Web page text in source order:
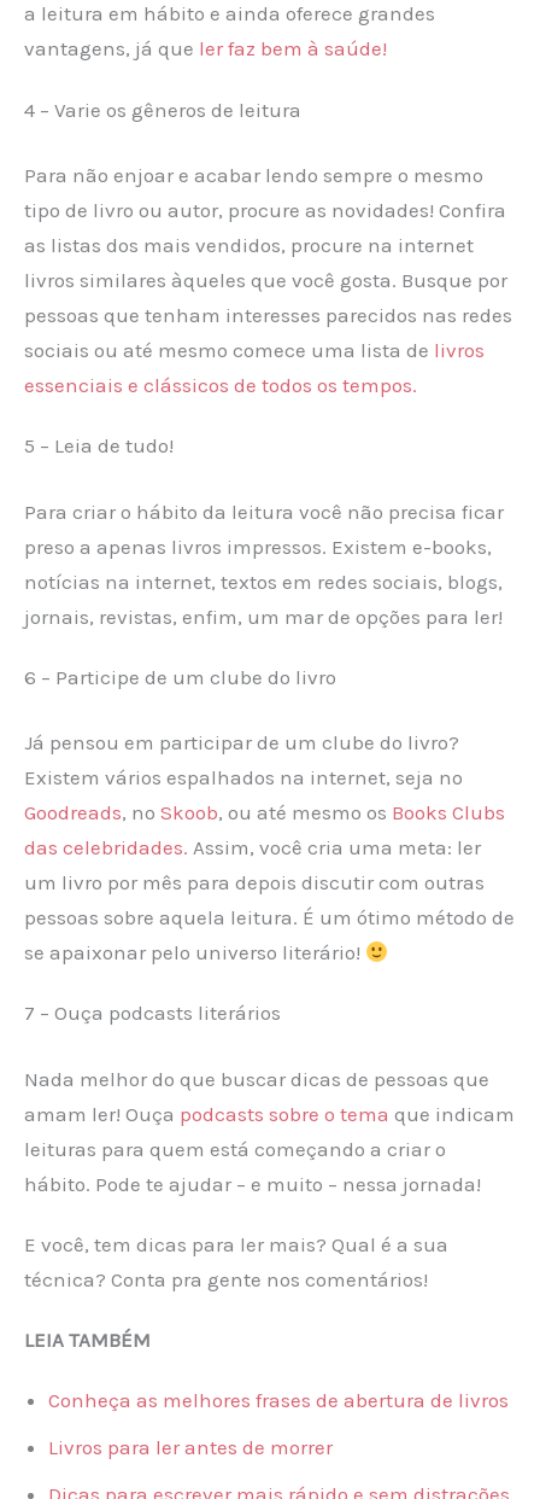
a leitura em hábito e ainda oferece grandes
vantagens, já que ler faz bem à saúde!
4 – Varie os gêneros de leitura
Para não enjoar e acabar lendo sempre o mesmo
tipo de livro ou autor, procure as novidades! Confira
as listas dos mais vendidos, procure na internet
livros similares àqueles que você gosta. Busque por
pessoas que tenham interesses parecidos nas redes
sociais ou até mesmo comece uma lista de livros
essenciais e clássicos de todos os tempos.
5 – Leia de tudo!
Para criar o hábito da leitura você não precisa ficar
preso a apenas livros impressos. Existem e-books,
notícias na internet, textos em redes sociais, blogs,
jornais, revistas, enfim, um mar de opções para ler!
6 – Participe de um clube do livro
Já pensou em participar de um clube do livro?
Existem vários espalhados na internet, seja no
Goodreads, no Skoob, ou até mesmo os Books Clubs
das celebridades. Assim, você cria uma meta: ler
um livro por mês para depois discutir com outras
pessoas sobre aquela leitura. É um ótimo método de
se apaixonar pelo universo literário!
7 – Ouça podcasts literários
Nada melhor do que buscar dicas de pessoas que
amam ler! Ouça podcasts sobre o tema que indicam
leituras para quem está começando a criar o
hábito. Pode te ajudar – e muito – nessa jornada!
E você, tem dicas para ler mais? Qual é a sua
técnica? Conta pra gente nos comentários!
LEIA TAMBÉM
Conheça as melhores frases de abertura de livros
Livros para ler antes de morrer
Dicas para escrever mais rápido e sem distrações